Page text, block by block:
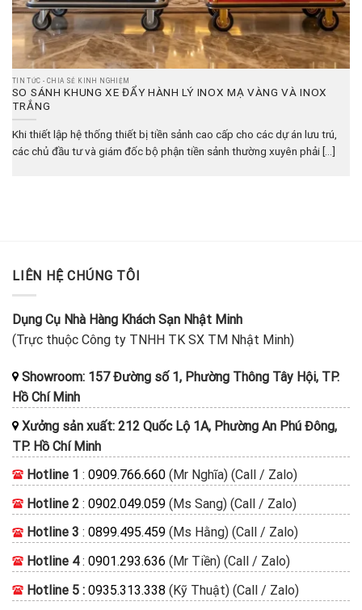
TIN TỨC - CHIA SẺ KINH NGHIỆM
SO SÁNH KHUNG XE ĐẨY HÀNH LÝ INOX MẠ VÀNG VÀ INOX
TRẮNG
Khi thiết lập hệ thống thiết bị tiền sảnh cao cấp cho các dự án lưu trú,
các chủ đầu tư và giám đốc bộ phận tiền sảnh thường xuyên phải [...]
LIÊN HỆ CHÚNG TÔI
Dụng Cụ Nhà Hàng Khách Sạn Nhật Minh
(Trực thuộc Công ty TNHH TK SX TM Nhật Minh)
Showroom: 157 Đường số 1, Phường Thông Tây Hội, TP.
Hồ Chí Minh
Xưởng sản xuất: 212 Quốc Lộ 1A, Phường An Phú Đông,
TP. Hồ Chí Minh
Hotline 1 : 0909.766.660 (Mr Nghĩa) (Call / Zalo)
Hotline 2 : 0902.049.059 (Ms Sang) (Call / Zalo)
Hotline 3 : 0899.495.459 (Ms Hằng) (Call / Zalo)
Hotline 4: 0901.293.636 (Mr Tiền) (Call / Zalo)
Hotline 5 : 0935.313.338 (Kỹ Thuật) (Call / Zalo)